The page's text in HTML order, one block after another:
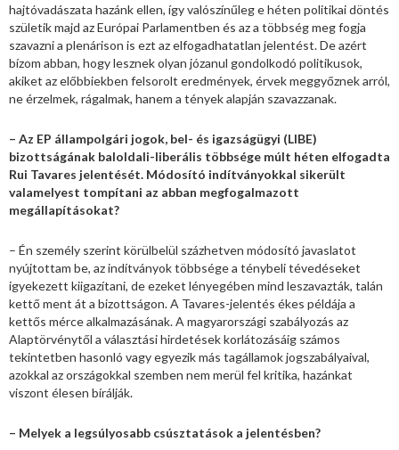
hajtóvadászata hazánk ellen, így valószínűleg e héten politikai döntés
születik majd az Európai Parlamentben és az a többség meg fogja
szavazni a plenárison is ezt az elfogadhatatlan jelentést. De azért
bízom abban, hogy lesznek olyan józanul gondolkodó politikusok,
akiket az előbbiekben felsorolt eredmények, érvek meggyőznek arról,
ne érzelmek, rágalmak, hanem a tények alapján szavazzanak.
– Az EP állampolgári jogok, bel- és igazságügyi (LIBE)
bizottságának baloldali-liberális többsége múlt héten elfogadta
Rui Tavares jelentését. Módosító indítványokkal sikerült
valamelyest tompítani az abban megfogalmazott
megállapításokat?
– Én személy szerint körülbelül százhetven módosító javaslatot
nyújtottam be, az indítványok többsége a ténybeli tévedéseket
igyekezett kiigazítani, de ezeket lényegében mind leszavazták, talán
kettő ment át a bizottságon. A Tavares-jelentés ékes példája a
kettős mérce alkalmazásának. A magyarországi szabályozás az
Alaptörvénytől a választási hirdetések korlátozásáig számos
tekintetben hasonló vagy egyezik más tagállamok jogszabályaival,
azokkal az országokkal szemben nem merül fel kritika, hazánkat
viszont élesen bírálják.
– Melyek a legsúlyosabb csúsztatások a jelentésben?